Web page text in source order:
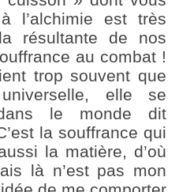
l’alchimie est très
résultante de nos
au combat !
trop souvent que
elle se
le monde dit
la souffrance qui
la matière, d’où
là n’est pas mon